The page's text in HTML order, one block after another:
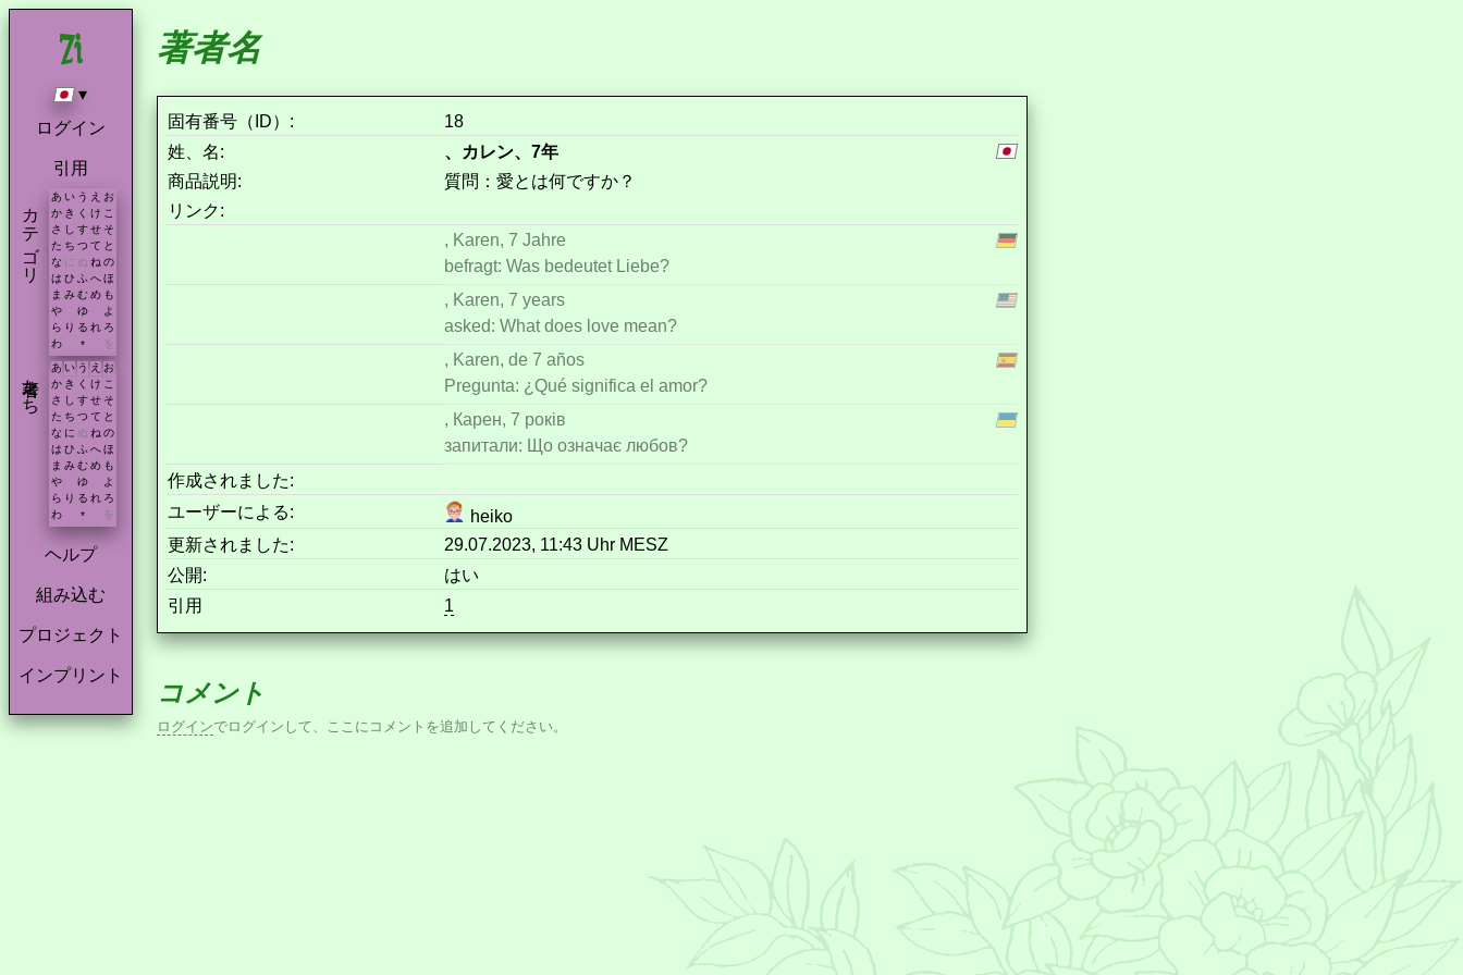
▾
ログイン
引用
カテゴリ あ い う え お
か き く け こ
さ し す せ そ
た ち つ て と
な に ぬ ね の
は ひ ふ へ ほ
ま み む め も
や
ゆ
よ
ら り る れ ろ
わ
* を
著者たち あ い う え お
か き く け こ
さ
し す せ そ
た ち つ て と
な に ぬ ね の
は ひ ふ へ ほ
ま み む め も
や
ゆ
よ
ら り る れ ろ
わ
* を
ヘルプ
組み込む
プロジェクト
インプリント
著者名
固有番号（ID）:
18
姓、名:
、カレン、7年
商品説明:
質問：愛とは何ですか？
リンク:
, Karen, 7 Jahre
befragt: Was bedeutet Liebe?
, Karen, 7 years
asked: What does love mean?
, Karen, de 7 años
Pregunta: ¿Qué significa el amor?
, Карен, 7 років
запитали: Що означає любов?
作成されました:
ユーザーによる:
heiko
更新されました:
29.07.2023, 11:43 Uhr MESZ
公開:
はい
引用
1
コメント
ログインでログインして、ここにコメントを追加してください。